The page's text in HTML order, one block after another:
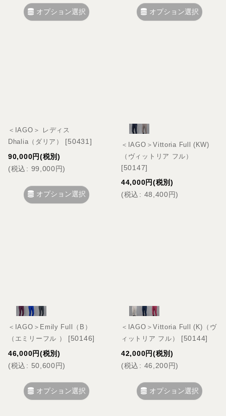
オプション選択 オプション選択
＜IAGO＞ レディス
Dhalia（ダリア）
[50431]
90,000円(税別)
(税込 : 99,000円)
オプション選択
＜IAGO＞Vittoria Full (KW)
（ヴィットリア フル）
[50147]
44,000円(税別)
(税込 : 48,400円)
＜IAGO＞Emily Full（B）
（エミリーフル ）
[50146]
46,000円(税別)
(税込 : 50,600円)
オプション選択
＜IAGO＞Vittoria Full (K)（ヴ
ィットリア フル）
[50144]
42,000円(税別)
(税込 : 46,200円)
オプション選択